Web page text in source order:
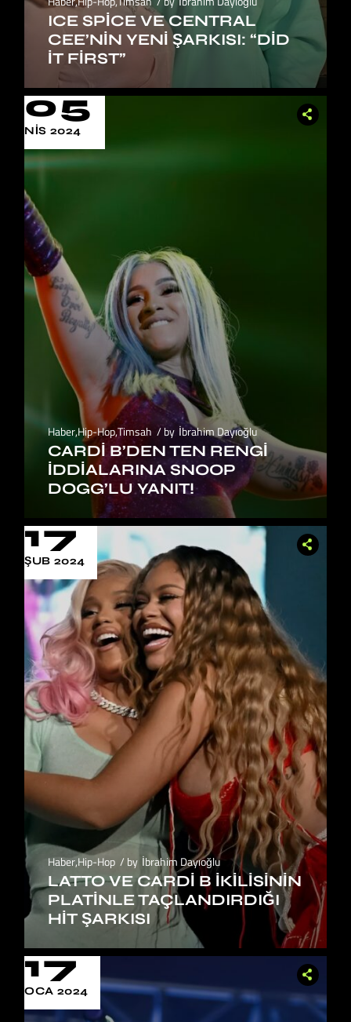
ICE SPICE VE CENTRAL
CEE’NIN YENI ŞARKISI: “DID
IT FIRST”
05
NIS 2024
Haber,Hip-Hop,Timsah by İbrahim Dayıoğlu
CARDI B’DEN TEN RENGI
İDDIALARINA SNOOP
DOGG’LU YANIT!
17
ŞUB 2024
Haber,Hip-Hop by İbrahim Dayıoğlu
LATTO VE CARDI B İKILISININ
PLATINLE TAÇLANDIRDIĞI
HIT ŞARKISI
17
OCA 2024